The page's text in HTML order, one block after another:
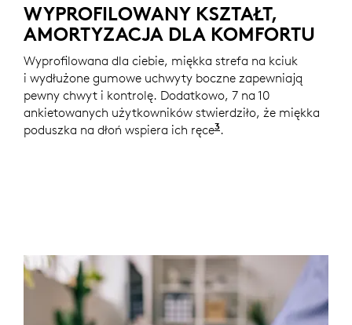
WYPROFILOWANY KSZTAŁT,
AMORTYZACJA DLA KOMFORTU
Wyprofilowana dla ciebie, miękka strefa na kciuk
i wydłużone gumowe uchwyty boczne zapewniają
pewny chwyt i kontrolę. Dodatkowo, 7 na 10
ankietowanych użytkowników stwierdziło, że miękka
poduszka na dłoń wspiera ich ręce3Na podstawie
.